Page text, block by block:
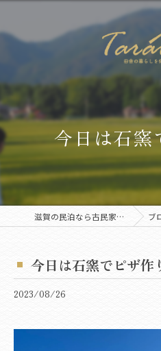
今日は石窯
滋賀の民泊なら古民家1棟貸切のたらいち邸 ブロ
今日は石窯でピザ作
2023/08/26